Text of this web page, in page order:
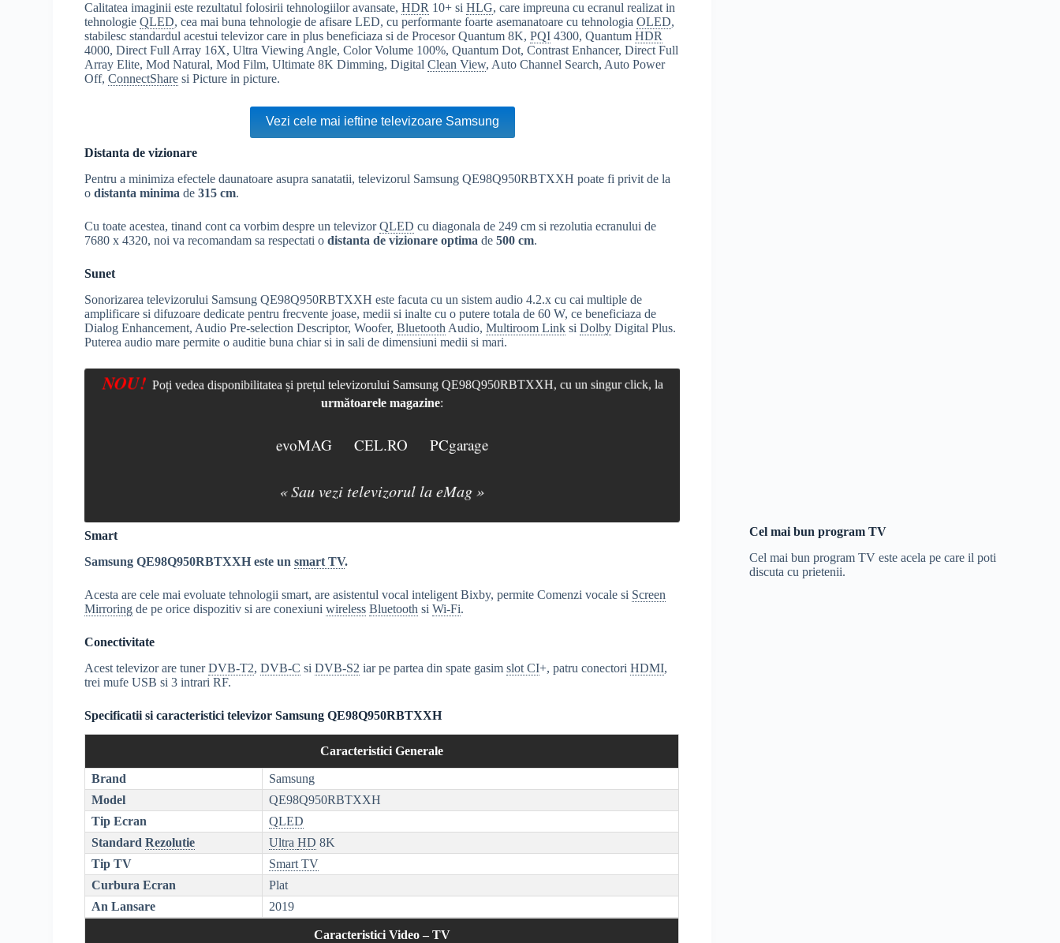
Calitatea imaginii este rezultatul folosirii tehnologiilor avansate,HDR 10+ siHLG, care impreuna cu ecranul realizat in
tehnologieQLED, cea mai buna tehnologie de afisare LED, cu performante foarte asemanatoare cu tehnologiaOLED,
stabilesc standardul acestui televizor care in plus beneficiaza si de Procesor Quantum 8K,PQI 4300, QuantumHDR
4000, Direct Full Array 16X, Ultra Viewing Angle, Color Volume 100%, Quantum Dot, Contrast Enhancer, Direct Full
Array Elite, Mod Natural, Mod Film, Ultimate 8K Dimming, DigitalClean View, Auto Channel Search, Auto Power
Off,ConnectShare si Picture in picture.
Vezi cele mai ieftine televizoare Samsung
Distanta de vizionare
Pentru a minimiza efectele daunatoare asupra sanatatii, televizorul Samsung QE98Q950RBTXXH poate fi privit de la
odistanta minima de315 cm.
Cu toate acestea, tinand cont ca vorbim despre un televizorQLED cu diagonala de 249 cm si rezolutia ecranului de
7680 x 4320, noi va recomandam sa respectati odistanta de vizionare optima de500 cm.
Sunet
Sonorizarea televizorului Samsung QE98Q950RBTXXH este facuta cu un sistem audio 4.2.x cu cai multiple de
amplificare si difuzoare dedicate pentru frecvente joase, medii si inalte cu o putere totala de 60 W, ce beneficiaza de
Dialog Enhancement, Audio Pre-selection Descriptor, Woofer,Bluetooth Audio,Multiroom Link siDolby Digital Plus.
Puterea audio mare permite o auditie buna chiar si in sali de dimensiuni medii si mari.
NOU! Poți vedea disponibilitatea și prețul televizorului Samsung QE98Q950RBTXXH, cu un singur click, la
următoarele magazine:
evoMAG CEL.RO PCgarage
« Sau vezi televizorul la eMag »
Smart
Samsung QE98Q950RBTXXH este unsmart TV.
Acesta are cele mai evoluate tehnologii smart, are asistentul vocal inteligent Bixby, permite Comenzi vocale si Screen
Mirroring de pe orice dispozitiv si are conexiuniwireless Bluetooth siWi-Fi.
Conectivitate
Acest televizor are tunerDVB-T2,DVB-C siDVB-S2 iar pe partea din spate gasimslot CI+, patru conectoriHDMI,
trei mufe USB si 3 intrari RF.
Specificatii si caracteristici televizor Samsung QE98Q950RBTXXH
Caracteristici Generale
Brand
Samsung
Model
QE98Q950RBTXXH
Tip Ecran
QLED
StandardRezolutie UltraHD 8K
Tip TV
Smart TV
Curbura Ecran
Plat
An Lansare
2019
Caracteristici Video – TV
Cel mai bun program TV
Cel mai bun program TV este acela pe care il poti
discuta cu prietenii.